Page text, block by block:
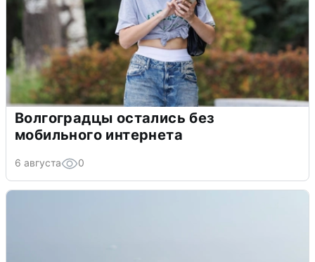
Волгоградцы остались без
мобильного интернета
6 августа 0